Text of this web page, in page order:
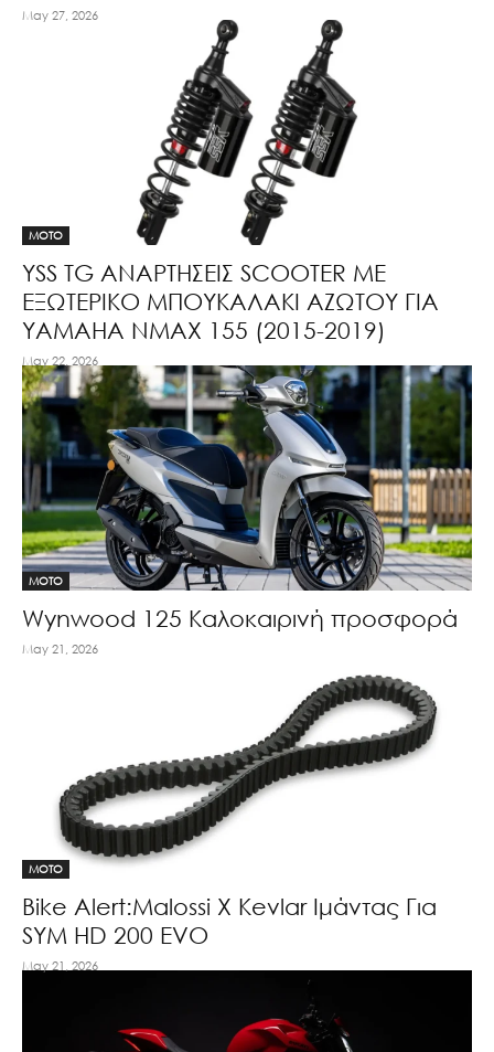
May 27, 2026
MOTO
YSS TG ΑΝΑΡΤΗΣΕΙΣ SCOOTER ΜΕ
ΕΞΩΤΕΡΙΚΟ ΜΠΟΥΚΑΛΑΚΙ ΑΖΩΤΟΥ ΓΙΑ
ΥΑΜΑΗΑ ΝΜΑΧ 155 (2015-2019)
May 22, 2026
MOTO
Wynwood 125 Καλοκαιρινή προσφορά
May 21, 2026
MOTO
Bike Alert:Malossi X Kevlar Ιμάντας Για
SYM HD 200 EVO
May 21, 2026